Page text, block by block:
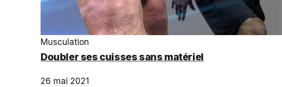
Musculation
Doubler ses cuisses sans matériel
26 mai 2021